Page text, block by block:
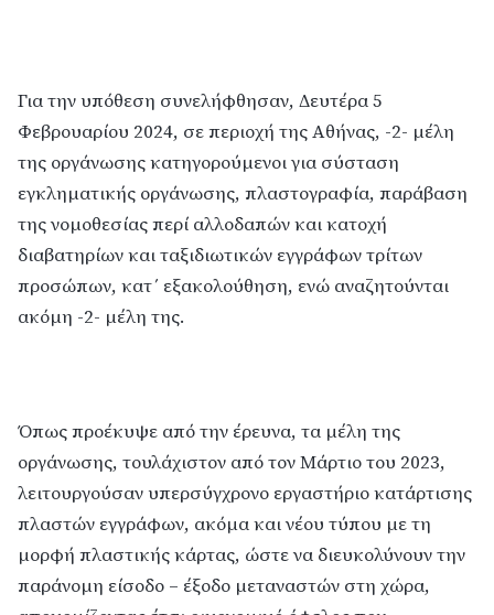
Για την υπόθεση συνελήφθησαν, Δευτέρα 5
Φεβρουαρίου 2024, σε περιοχή της Αθήνας, -2- μέλη
της οργάνωσης κατηγορούμενοι για σύσταση
εγκληματικής οργάνωσης, πλαστογραφία, παράβαση
της νομοθεσίας περί αλλοδαπών και κατοχή
διαβατηρίων και ταξιδιωτικών εγγράφων τρίτων
προσώπων, κατ΄ εξακολούθηση, ενώ αναζητούνται
ακόμη -2- μέλη της.
Όπως προέκυψε από την έρευνα, τα μέλη της
οργάνωσης, τουλάχιστον από τον Μάρτιο του 2023,
λειτουργούσαν υπερσύγχρονο εργαστήριο κατάρτισης
πλαστών εγγράφων, ακόμα και νέου τύπου με τη
μορφή πλαστικής κάρτας, ώστε να διευκολύνουν την
παράνομη είσοδο – έξοδο μεταναστών στη χώρα,